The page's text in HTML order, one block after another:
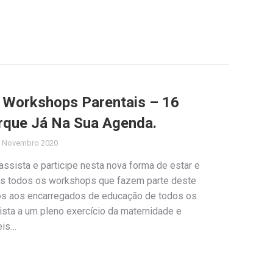
Parentais – 16
Já Na Sua Agenda.
Novembro 2020
e participe nesta nova forma de estar e
todos os workshops que fazem parte deste
aos encarregados de educação de todos os
a um pleno exercício da maternidade e